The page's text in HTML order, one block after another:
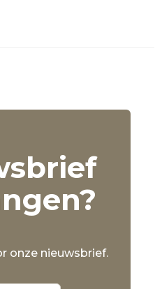
onze nieuwsbrief.